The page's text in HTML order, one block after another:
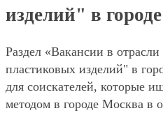
изделий" в
Раздел «Вакансии в
пластиковых изделий" в
для соискателей, которые
методом в городе Москва в